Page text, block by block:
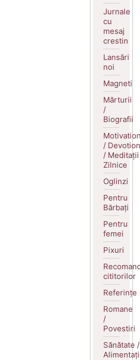
Jurnale
cu
mesaj
crestin
Lansări
noi
Magneti
Mărturii
/
Biografii
/
/ Meditații
Zilnice
Oglinzi
Pentru
Bărbați
Pentru
femei
Pixuri
cititorilor
Referințe
Romane
/
Povestiri
Sănătate /